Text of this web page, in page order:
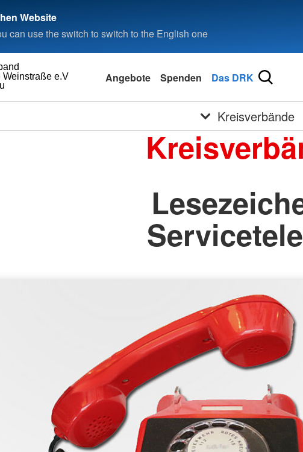
Website
can use the switch to switch to the English one
Weinstraße e.V Angebote Spenden Das DRK
Kreisverbände